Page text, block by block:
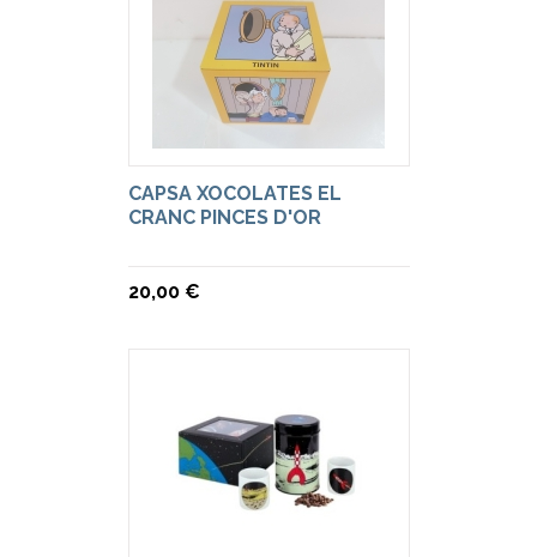
CAPSA XOCOLATES EL
CRANC PINCES D'OR
20,00 €